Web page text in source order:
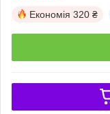
Економія 320 ₴